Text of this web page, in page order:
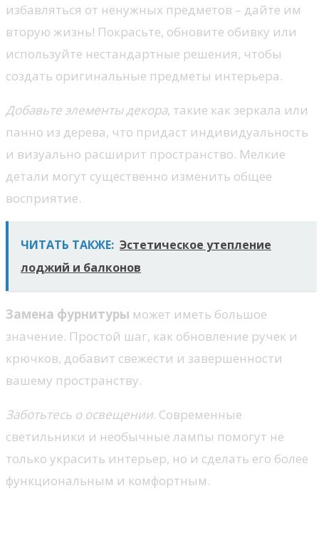
избавляться от ненужных предметов – дайте им
вторую жизнь! Покрасьте, обновите обивку или
используйте нестандартные решения, чтобы
создать оригинальные предметы интерьера.
Добавьте элементы декора, такие как зеркала или
панно из дерева, что придаст индивидуальность
и визуально расширит пространство. Мелкие
детали могут существенно изменить общее
восприятие.
ЧИТАТЬ ТАКЖЕ: Эстетическое утепление
лоджий и балконов
Замена фурнитуры может иметь большое
значение. Простой шаг, как обновление ручек и
крючков, добавит свежести и завершенности
вашему пространству.
Заботьтесь о освещении. Современные
светильники и необычные лампы помогут не
только украсить интерьер, но и сделать его более
функциональным и комфортным.